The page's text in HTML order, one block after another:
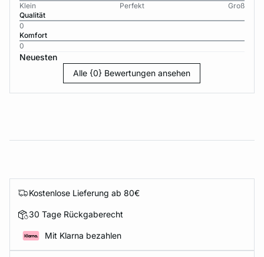
Klein
Perfekt
Groß
Qualität
0
Komfort
0
Neuesten
Alle {0} Bewertungen ansehen
Kostenlose Lieferung ab 80€
30 Tage Rückgaberecht
Mit Klarna bezahlen